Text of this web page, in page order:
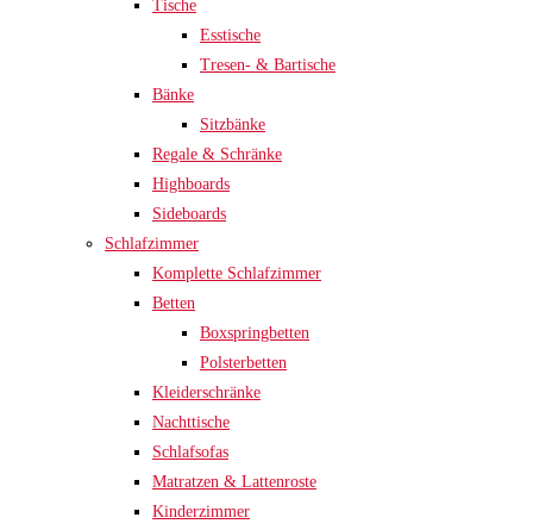
Tische
Esstische
Tresen- & Bartische
Bänke
Sitzbänke
Regale & Schränke
Highboards
Sideboards
Schlafzimmer
Komplette Schlafzimmer
Betten
Boxspringbetten
Polsterbetten
Kleiderschränke
Nachttische
Schlafsofas
Matratzen & Lattenroste
Kinderzimmer